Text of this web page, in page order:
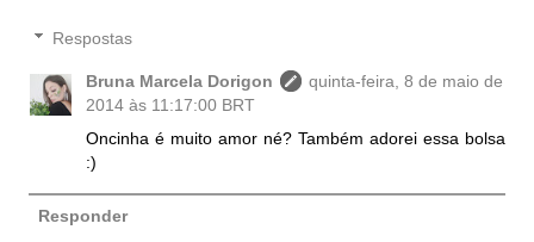
Respostas
Bruna Marcela Dorigon
quinta-feira, 8 de maio de
2014 às 11:17:00 BRT
Oncinha é muito amor né? Também adorei essa bolsa
:)
Responder